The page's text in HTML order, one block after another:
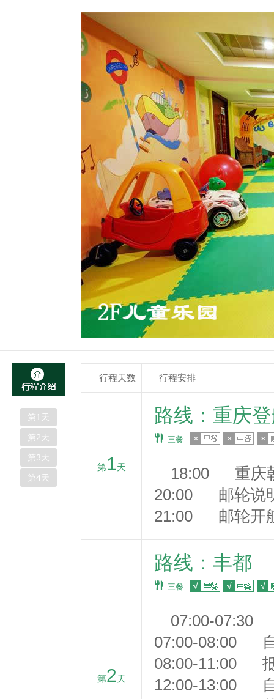
第1 天
第2 天
第3 天
第4 天
行程天数 行程安排
第1天
路线：重庆
三餐
18:00 重庆
20:00 邮轮说
21:00 邮轮开
第2天
路线：丰都
三餐
07:00-07:30
07:00-08:00
08:00-11:00 抵
12:00-13:00